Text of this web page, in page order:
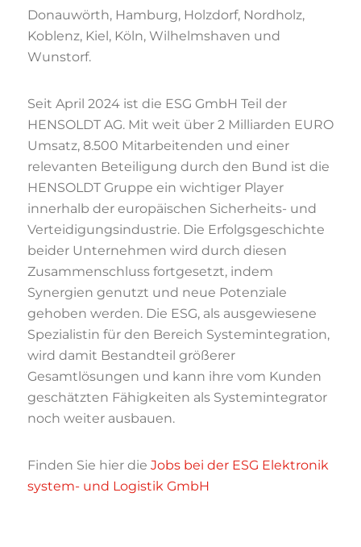
Donauwörth, Hamburg, Holzdorf, Nordholz,
Koblenz, Kiel, Köln, Wilhelmshaven und
Wunstorf.
Seit April 2024 ist die ESG GmbH Teil der
HENSOLDT AG. Mit weit über 2 Milliarden EURO
Umsatz, 8.500 Mitarbeitenden und einer
relevanten Beteiligung durch den Bund ist die
HENSOLDT Gruppe ein wichtiger Player
innerhalb der europäischen Sicherheits- und
Verteidigungsindustrie. Die Erfolgsgeschichte
beider Unternehmen wird durch diesen
Zusammenschluss fortgesetzt, indem
Synergien genutzt und neue Potenziale
gehoben werden. Die ESG, als ausgewiesene
Spezialistin für den Bereich Systemintegration,
wird damit Bestandteil größerer
Gesamtlösungen und kann ihre vom Kunden
geschätzten Fähigkeiten als Systemintegrator
noch weiter ausbauen.
Finden Sie hier die Jobs bei der ESG Elektronik
system- und Logistik GmbH